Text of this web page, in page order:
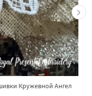
Кружевной Ангел